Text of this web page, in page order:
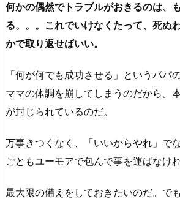
何かの偶然でトラブルがおきるのは、
る。。。これでいけなくたって、死ぬ
かで取り返せばいい。
「何が何でも成功させる」というパパ
ママの体調を崩してしまうのだから。
が封じられているのだ。
万事きつくなく、「いいからやれ」で
ごともユーモアで包んで事を運ばなけ
最大限の備えをしておきたいのだ。で